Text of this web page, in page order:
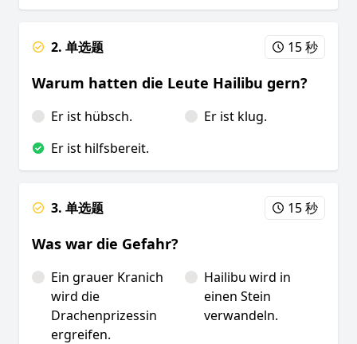
2. 单选题 15 秒
Warum hatten die Leute Hailibu gern?
Er ist hübsch.
Er ist klug.
Er ist hilfsbereit.
3. 单选题 15 秒
Was war die Gefahr?
Ein grauer Kranich
wird die
Drachenprizessin
ergreifen.
Hailibu wird in
einen Stein
verwandeln.